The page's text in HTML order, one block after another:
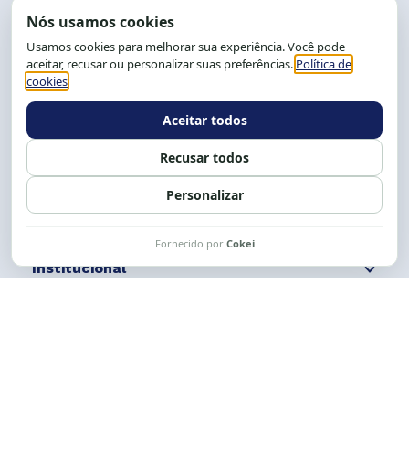
End.: R. da Graça, 150. Graça
CEP: 40.150-055
Salvador-BA, Brasil.
Tel.: (71) 2104-5457, Cel.: (71) 9 9239-2104 ou 2105
Expediente: 8h às 12h e 13 às 17h.
Siga nossas redes Fale conosco
Institucional